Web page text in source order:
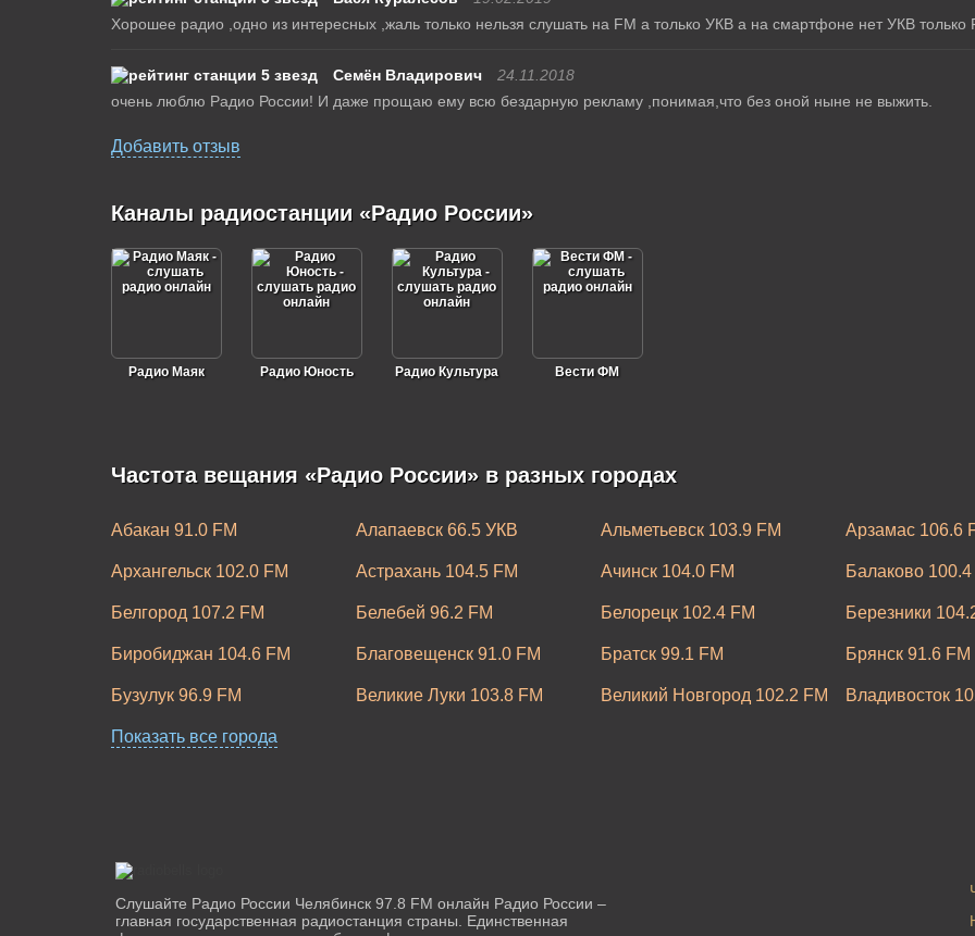
Хорошее радио ,одно из интересных ,жаль только нельзя слушать на FM а только УКВ а на смартфоне нет УКВ только
Семён Владирович
24.11.2018
очень люблю Радио России! И даже прощаю ему всю бездарную рекламу ,понимая,что без оной ныне не выжить.
Добавить отзыв
Каналы радиостанции «Радио России»
Радио Маяк Радио Юность Радио Культура Вести ФМ
Частота вещания «Радио России» в разных городах
Абакан 91.0 FM Алапаевск 66.5 УКВ Альметьевск 103.9 FM Арзамас 106.6
Архангельск 102.0 FM Астрахань 104.5 FM Ачинск 104.0 FM Балаково 100.4
Белгород 107.2 FM Белебей 96.2 FM Белорецк 102.4 FM Березники
Биробиджан 104.6 FM Благовещенск 91.0 FM Братск 99.1 FM Брянск 91.6 FM
Бузулук 96.9 FM Великие Луки 103.8 FM Великий Новгород 102.2 FM Владивосток
Владимир 106.30 FM
Иркутск 105.0 FM
Каменск-Уральский 94.4 FM Канск 102.7 FM Кемерово 103.7 FM
Показать все города
Слушайте Радио России Челябинск 97.8 FM онлайн Радио России –
главная государственная радиостанция страны. Единственная